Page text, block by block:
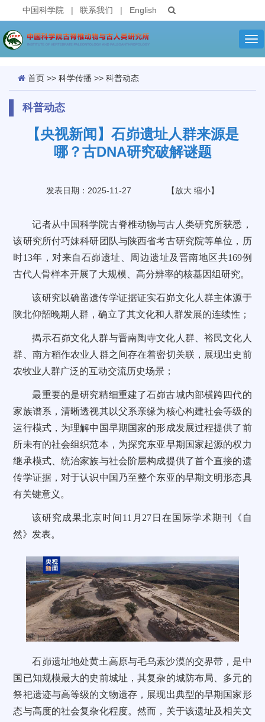
中国科学院 | 联系我们 | English
首页 >> 科学传播 >> 科普动态
科普动态
【央视新闻】石峁遗址人群来源是
哪？古DNA研究破解谜题
发表日期：2025-11-27 【放大 缩小】
记者从中国科学院古脊椎动物与古人类研究所获悉，
该研究所付巧妹科研团队与陕西省考古研究院等单位，历
时13年，对来自石峁遗址、周边遗址及晋南地区共169例
古代人骨样本开展了大规模、高分辨率的核基因组研究。
该研究以确凿遗传学证据证实石峁文化人群主体源于
陕北仰韶晚期人群，确立了其文化和人群发展的连续性；
揭示石峁文化人群与晋南陶寺文化人群、裕民文化人
群、南方稻作农业人群之间存在着密切关联，展现出史前
农牧业人群广泛的互动交流历史场景；
最重要的是研究精细重建了石峁古城内部横跨四代的
家族谱系，清晰透视其以父系亲缘为核心构建社会等级的
运行模式，为理解中国早期国家的形成发展过程提供了前
所未有的社会组织范本，为探究东亚早期国家起源的权力
继承模式、统治家族与社会阶层构成提供了首个直接的遗
传学证据，对于认识中国乃至整个东亚的早期文明形态具
有关键意义。
该研究成果北京时间11月27日在国际学术期刊《自
然》发表。
石峁遗址地处黄土高原与毛乌素沙漠的交界带，是中
国已知规模最大的史前城址，其复杂的城防布局、多元的
祭祀遗迹与高等级的文物遗存，展现出典型的早期国家形
态与高度的社会复杂化程度。然而，关于该遗址及相关文